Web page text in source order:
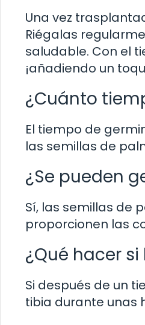
Una vez
Riégalas
saludable. Con el
¡añadiendo un
¿Cuánto
El tiempo de
las semillas de
¿Se pueden
Sí, las semillas de
proporcionen las
¿Qué hacer
Si después de un
tibia durante unas